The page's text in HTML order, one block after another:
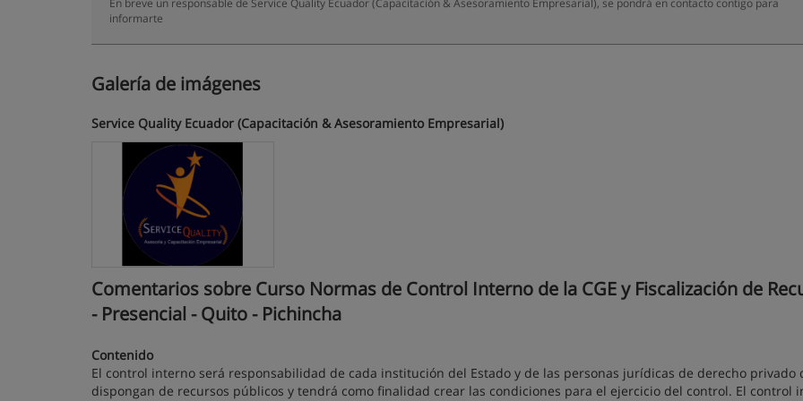
informarte
Galería de imágenes
Service Quality Ecuador (Capacitación & Asesoramiento Empresarial)
Comentarios sobre Curso Normas de Control Interno de la CGE y Fiscalización de
- Presencial - Quito - Pichincha
Contenido
El control interno será responsabilidad de cada institución del Estado y de las personas jurídicas de derecho privado
dispongan de recursos públicos y tendrá como finalidad crear las condiciones para el ejercicio del control. El control